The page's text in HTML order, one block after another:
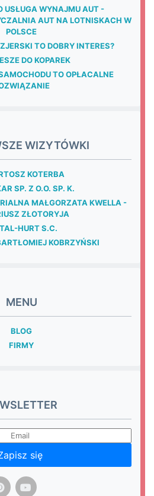
USŁUGA WYNAJMU AUT -
AUT NA LOTNISKACH W
POLSCE
TO DOBRY INTERES?
DO KOPAREK
TO OPŁACALNE
WIZYTÓWKI
KOTERBA
SP. Z O.O. SP. K.
MAŁGORZATA KWELLA -
ZŁOTORYJA
HURT S.C.
KOBRZYŃSKI
MENU
BLOG
FIRMY
się